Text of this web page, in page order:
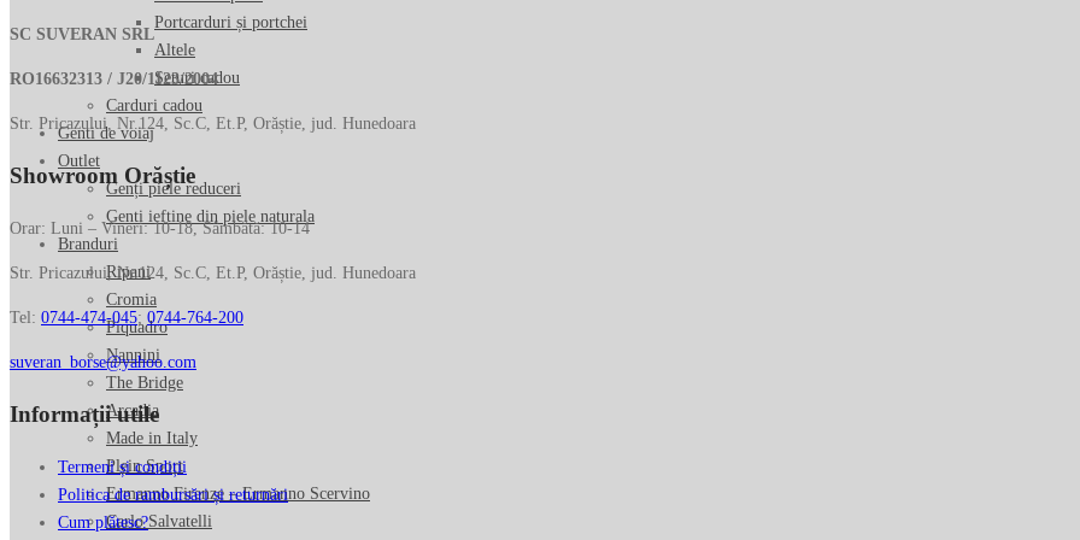
Portcarduri și portchei
Altele
Seturi cadou
Carduri cadou
Genti de voiaj
Outlet
Genți piele reduceri
Genti ieftine din piele naturala
Branduri
Ripani
Cromia
Piquadro
Nannini
The Bridge
Arcadia
Made in Italy
Plein Sport
Ermanno Firenze – Ermanno Scervino
Carlo Salvatelli
SC SUVERAN SRL
RO16632313 / J20/1123/2004
Str. Pricazului, Nr.124, Sc.C, Et.P, Orăștie, jud. Hunedoara
Showroom Orăștie
Orar: Luni – Vineri: 10-18, Sâmbătă: 10-14
Str. Pricazului, Nr.124, Sc.C, Et.P, Orăștie, jud. Hunedoara
Tel: 0744-474-045; 0744-764-200
suveran_borse@yahoo.com
Informații utile
Termeni și condiții
Politica de rambursări și returnări
Cum plătesc?